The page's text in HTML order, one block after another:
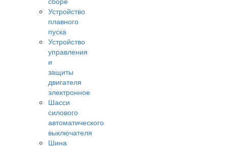
Устройство
плавного
пуска
Устройство
управления
и
защиты
двигателя
электронное
Шасси
силового
автоматического
выключателя
Шина